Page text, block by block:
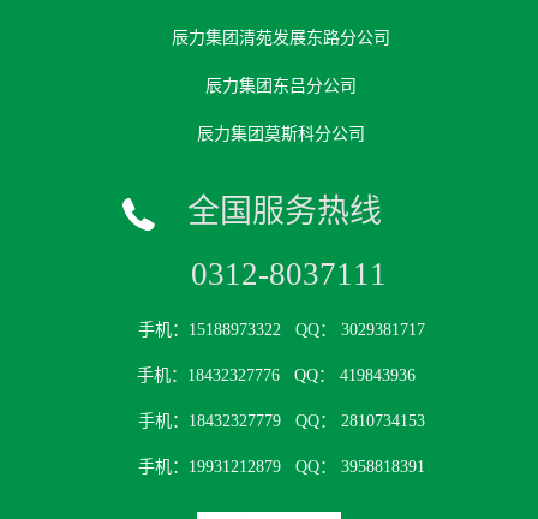
辰力集团清苑发展东路分公司
辰力集团东吕分公司
辰力集团莫斯科分公司
全国服务热线
0312-8037111
手机：15188973322 QQ： 3029381717
手机：18432327776 QQ： 419843936
手机：18432327779QQ： 2810734153
手机：19931212879 QQ： 3958818391